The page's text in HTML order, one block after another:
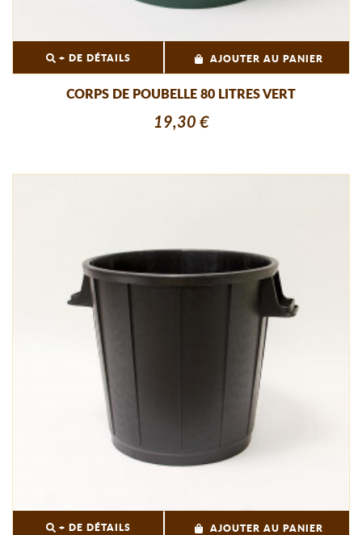
+ DE DÉTAILS AJOUTER AU PANIER
CORPS DE POUBELLE 80 LITRES VERT
19,30 €
+ DE DÉTAILS AJOUTER AU PANIER